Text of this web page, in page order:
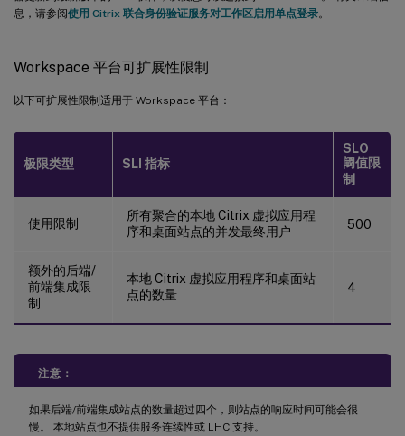
息，请参阅使用 Citrix 联合身份验证服务对工作区启用单点登录。
Workspace 平台可扩展性限制
以下可扩展性限制适用于 Workspace 平台：
极限类型 SLI 指标
SLO
阈值限
制
使用限制
所有聚合的本地 Citrix 虚拟应用程
序和桌面站点的并发最终用户
500
额外的后端/
前端集成限
制
本地 Citrix 虚拟应用程序和桌面站
点的数量
4
注意：
如果后端/前端集成站点的数量超过四个，则站点的响应时间可能会很
慢。 本地站点也不提供服务连续性或 LHC 支持。